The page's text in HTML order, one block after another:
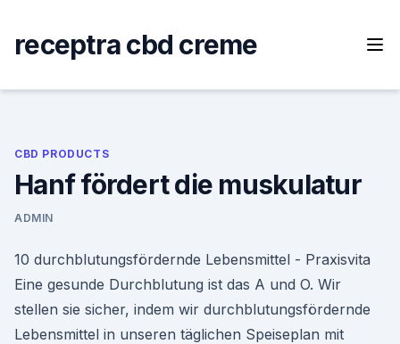
content
receptra cbd creme
CBD PRODUCTS
Hanf fördert die muskulatur
ADMIN
10 durchblutungsfördernde Lebensmittel - Praxisvita
Eine gesunde Durchblutung ist das A und O. Wir
stellen sie sicher, indem wir durchblutungsfördernde
Lebensmittel in unseren täglichen Speiseplan mit